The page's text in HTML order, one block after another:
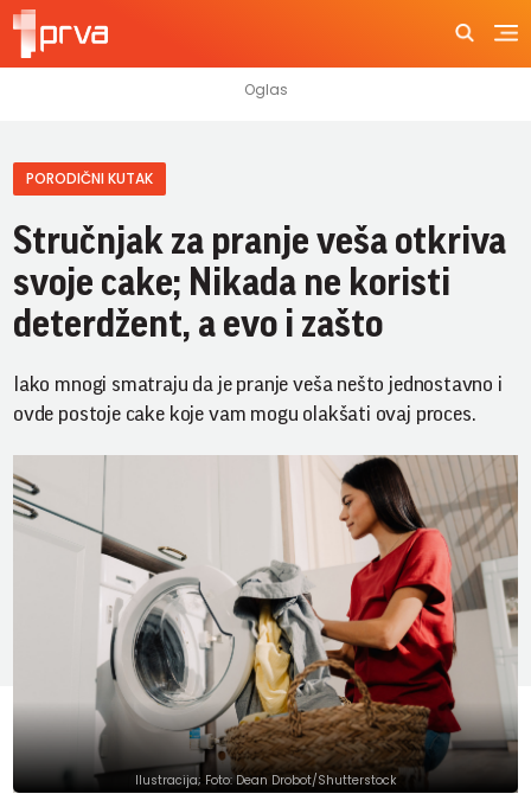
PORODIČNI KUTAK
Stručnjak za pranje veša otkriva
svoje cake; Nikada ne koristi
deterdžent, a evo i zašto
Iako mnogi smatraju da je pranje veša nešto jednostavno i
ovde postoje cake koje vam mogu olakšati ovaj proces.
Ilustracija; Foto: Dean Drobot/Shutterstock